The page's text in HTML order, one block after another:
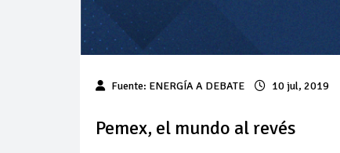
Fuente: ENERGÍA A DEBATE 10 jul, 2019
Pemex, el mundo al revés